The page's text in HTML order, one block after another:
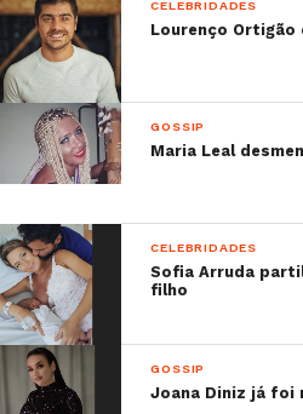
CELEBRIDADES
Lourenço Ortigão
GOSSIP
Maria Leal
CELEBRIDADES
Sofia Arruda
filho
GOSSIP
Joana Diniz já foi